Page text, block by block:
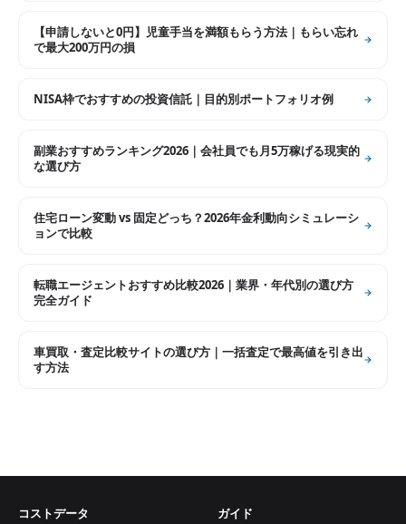
【申請しないと0円】児童手当を満額もらう方法｜もらい忘れ
で最大200万円の損
NISA枠でおすすめの投資信託｜目的別ポートフォリオ例
副業おすすめランキング2026｜会社員でも月5万稼げる現実的
な選び方
住宅ローン変動 vs 固定どっち？2026年金利動向シミュレーシ
ョンで比較
転職エージェントおすすめ比較2026｜業界・年代別の選び方
完全ガイド
車買取・査定比較サイトの選び方｜一括査定で最高値を引き出
す方法
コストデータ ガイド